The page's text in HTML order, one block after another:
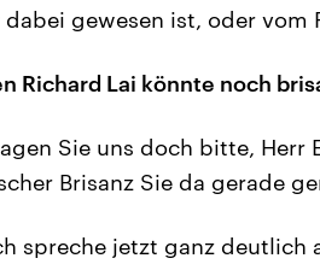
gewesen ist, oder vom
Richard Lai könnte noch
Sie uns doch bitte, Herr
Brisanz Sie da gerade
spreche jetzt ganz deutlich